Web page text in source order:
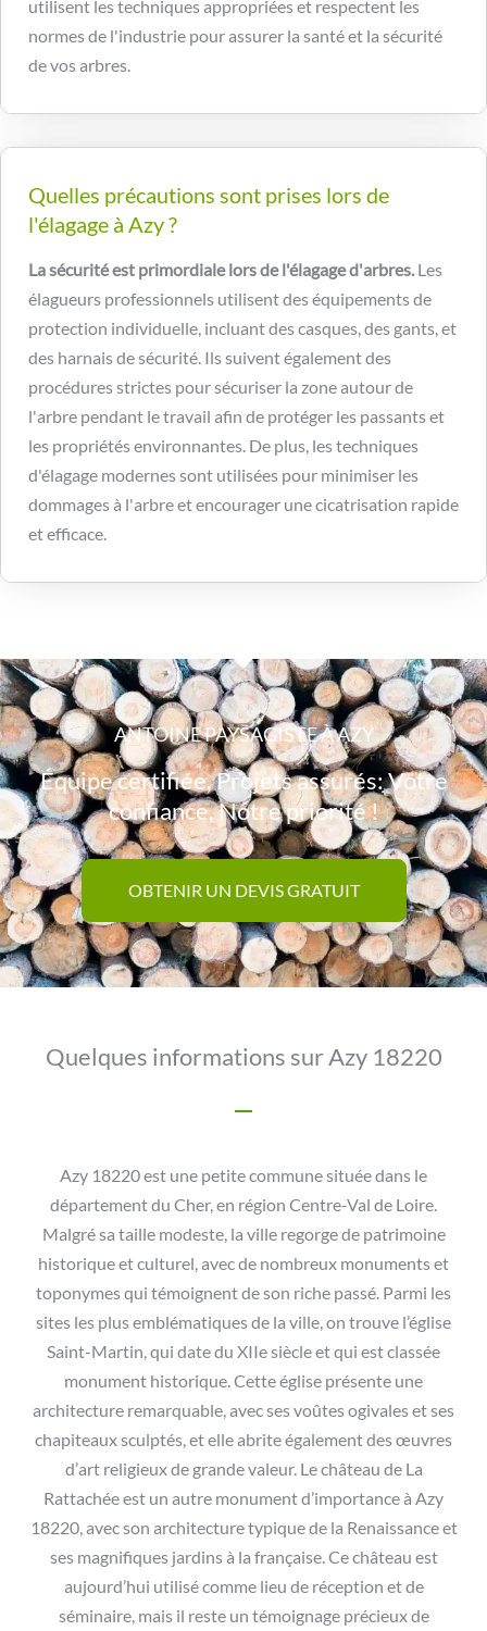
utilisent les techniques appropriées et respectent les
normes de l'industrie pour assurer la santé et la sécurité
de vos arbres.
Quelles précautions sont prises lors de
l'élagage à Azy ?
La sécurité est primordiale lors de l'élagage d'arbres.Les
élagueurs professionnels utilisent des équipements de
protection individuelle, incluant des casques, des gants, et
des harnais de sécurité. Ils suivent également des
procédures strictes pour sécuriser la zone autour de
l'arbre pendant le travail afin de protéger les passants et
les propriétés environnantes. De plus, les techniques
d'élagage modernes sont utilisées pour minimiser les
dommages à l'arbre et encourager une cicatrisation rapide
et efficace.
ANTOINE PAYSAGISTE À AZY
Équipe certifiée, Projets assurés: Votre
confiance, Notre priorité !
OBTENIR UN DEVIS GRATUIT
Quelques informations sur Azy 18220
Azy 18220 est une petite commune située dans le
département du Cher, en région Centre-Val de Loire.
Malgré sa taille modeste, la ville regorge de patrimoine
historique et culturel, avec de nombreux monuments et
toponymes qui témoignent de son riche passé. Parmi les
sites les plus emblématiques de la ville, on trouve l’église
Saint-Martin, qui date du XIIe siècle et qui est classée
monument historique. Cette église présente une
architecture remarquable, avec ses voûtes ogivales et ses
chapiteaux sculptés, et elle abrite également des œuvres
d’art religieux de grande valeur. Le château de La
Rattachée est un autre monument d’importance à Azy
18220, avec son architecture typique de la Renaissance et
ses magnifiques jardins à la française. Ce château est
aujourd’hui utilisé comme lieu de réception et de
séminaire, mais il reste un témoignage précieux de